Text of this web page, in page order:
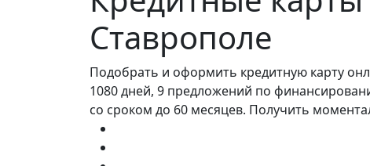
Ставрополе
Подобрать и оформить кредитную карту
1080 дней, 9 предложений по
со сроком до 60 месяцев. Получить